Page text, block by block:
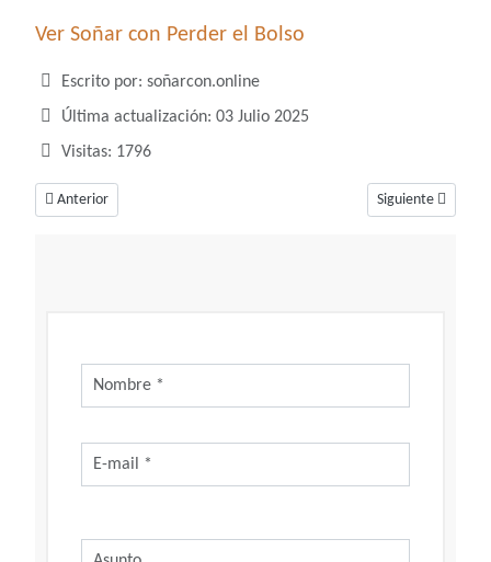
Ver Soñar con Perder el Bolso
Detalles
Escrito por: soñarcon.online
Última actualización: 03 Julio 2025
Visitas: 1796
Artículo anterior: ¿Qué número juega soñar con bolsas?
Anterior Artículo siguiente:
Siguiente